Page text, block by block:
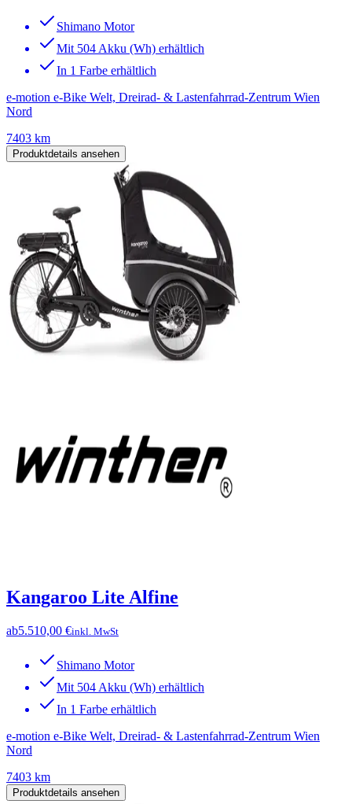
Shimano Motor
Mit 504 Akku (Wh) erhältlich
In 1 Farbe erhältlich
e-motion e-Bike Welt, Dreirad- & Lastenfahrrad-Zentrum Wien
Nord
7403 km
Produktdetails ansehen
Kangaroo Lite Alfine
ab5.510,00 €inkl. MwSt
Shimano Motor
Mit 504 Akku (Wh) erhältlich
In 1 Farbe erhältlich
e-motion e-Bike Welt, Dreirad- & Lastenfahrrad-Zentrum Wien
Nord
7403 km
Produktdetails ansehen